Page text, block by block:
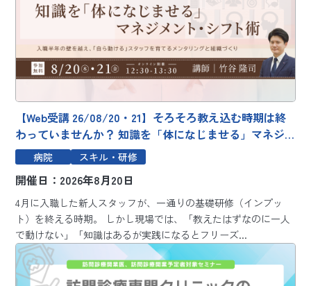
【Web受講 26/08/20・21】そろそろ教え込む時期は終
わっていませんか？ 知識を「体になじませる」マネジ
メント・シフト術～入職半年の壁を越え、「自ら動け
る」スタッフを育てるメンタリングと組織づくり～
病院 スキル・研修
開催日：2026年8月20日
4月に入職した新人スタッフが、一通りの基礎研修（インプッ
ト）を終える時期。 しかし現場では、「教えたはずなのに一人
で動けない」「知識はあるが実践になるとフリーズ...